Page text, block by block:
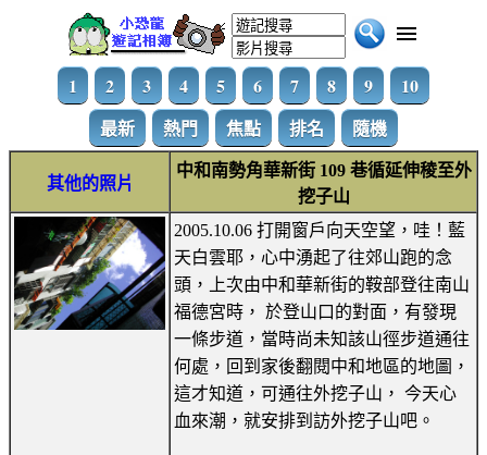
1 2 3 4 5 6 7 8 9
10
最新
熱門 焦點 排名 隨機
其他的照片
中和南勢角華新街 109 巷循延伸稜至外
挖子山
2005.10.06 打開窗戶向天空望，哇！藍
天白雲耶，心中湧起了往郊山跑的念
頭，上次由中和華新街的鞍部登往南山
福德宮時， 於登山口的對面，有發現
一條步道，當時尚未知該山徑步道通往
何處，回到家後翻閱中和地區的地圖，
這才知道，可通往外挖子山， 今天心
血來潮，就安排到訪外挖子山吧。